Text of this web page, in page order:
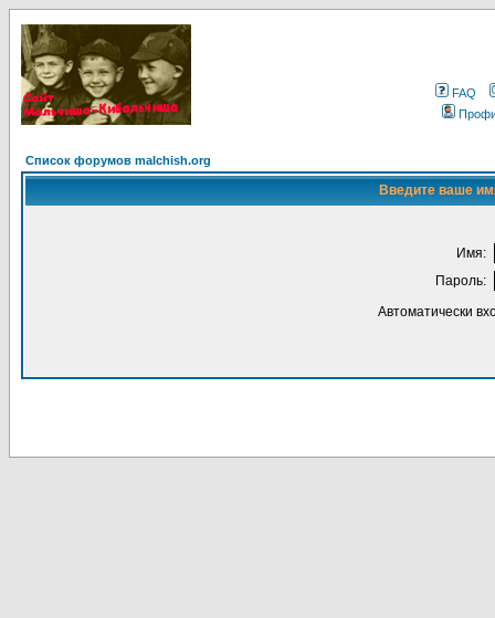
FAQ
Список форумов malchish.org
Введите ваше
Имя:
Пароль:
Автоматически